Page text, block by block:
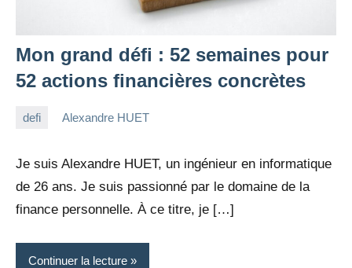
Mon grand défi : 52 semaines pour
52 actions financières concrètes
defi
2022
Alexandre HUET
Je suis Alexandre HUET, un ingénieur en informatique
de 26 ans. Je suis passionné par le domaine de la
finance personnelle. À ce titre, je […]
Continuer la lecture